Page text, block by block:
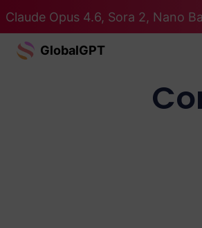
Claude Opus 4.6, Sora 2, Nano
GlobalGPT